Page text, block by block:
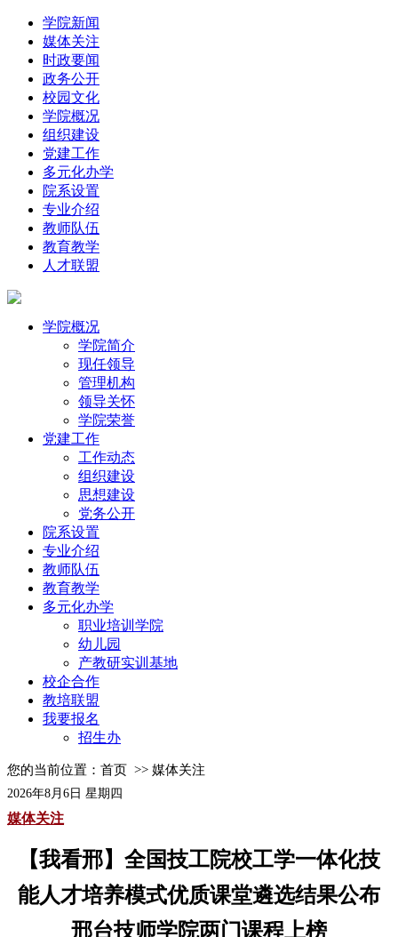
学院新闻
媒体关注
时政要闻
政务公开
校园文化
学院概况
组织建设
党建工作
多元化办学
院系设置
专业介绍
教师队伍
教育教学
人才联盟
学院概况
学院简介
现任领导
管理机构
领导关怀
学院荣誉
党建工作
工作动态
组织建设
思想建设
党务公开
院系设置
专业介绍
教师队伍
教育教学
多元化办学
职业培训学院
幼儿园
产教研实训基地
校企合作
教培联盟
我要报名
招生办
您的当前位置： 首页 >> 媒体关注
2026年8月6日 星期四
媒体关注
【我看邢】全国技工院校工学一体化技
能人才培养模式优质课堂遴选结果公布
邢台技师学院两门课程上榜